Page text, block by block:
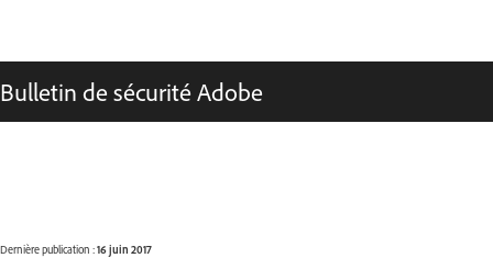
Bulletin de sécurité Adobe
Dernière publication :16 juin 2017